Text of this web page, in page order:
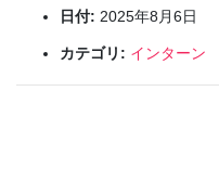
日付: 2025年8月6日
カテゴリ: インターン